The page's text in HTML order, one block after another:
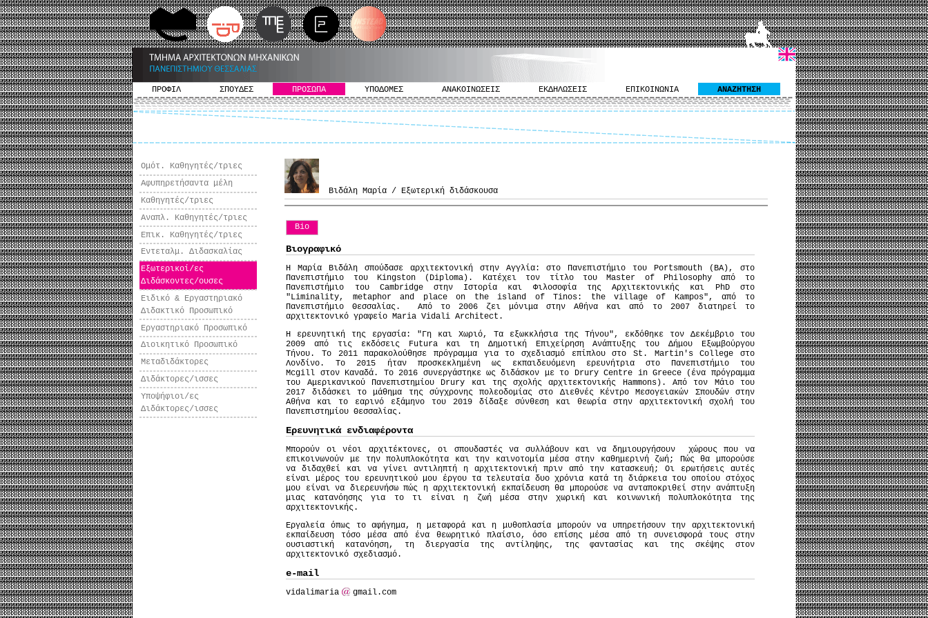
ΠΡΟΦΙΛ ΣΠΟΥΔΕΣ ΠΡΟΣΩΠΑ ΥΠΟΔΟΜΕΣ ΑΝΑΚΟΙΝΩΣΕΙΣ ΕΚΔΗΛΩΣΕΙΣ ΕΠΙΚΟΙΝΩΝΙΑ ΑΝΑΖΗΤΗΣΗ
Ομότ. Καθηγητές/τριες
Αφυπηρετήσαντα μέλη
Καθηγητές/τριες
Αναπλ. Καθηγητές/τριες
Επικ. Καθηγητές/τριες
Εντεταλμ. Διδασκαλίας
Εξωτερικοί/ες
Διδάσκοντες/ουσες
Ειδικό & Εργαστηριακό
Διδακτικό Προσωπικό
Εργαστηριακό Προσωπικό
Διοικητικό Προσωπικό
Μεταδιδάκτορες
Διδάκτορες/ισσες
Υποψήφιοι/ες
Διδάκτορες/ισσες
Βιδάλη Μαρία / Εξωτερική διδάσκουσα
Bio
Βιογραφικό
H Μαρία Βιδάλη σπούδασε αρχιτεκτονική στην Αγγλία: στο Πανεπιστήμιο του Portsmouth (BA), στο
Πανεπιστήμιο του Kingston (Diploma). Κατέχει τον τίτλο του Master of Philosophy από το
Πανεπιστήμιο του Cambridge στην Ιστορία και Φιλοσοφία της Αρχιτεκτονικής και PhD στο
"Liminality, metaphor and place on the island of Tinos: the village of Kampos", από το
Πανεπιστήμιο Θεσσαλίας. Από το 2006 ζει μόνιμα στην Αθήνα και από το 2007 διατηρεί το
αρχιτεκτονικό γραφείο Maria Vidali Architect.
Η ερευνητική της εργασία: "Γη και Χωριό, Τα εξωκκλήσια της Τήνου", εκδόθηκε τον Δεκέμβριο του
2009 από τις εκδόσεις Futura και τη Δημοτική Επιχείρηση Ανάπτυξης του Δήμου Εξωμβούργου
Τήνου. To 2011 παρακολούθησε πρόγραμμα για το σχεδιασμό επίπλου στο St. Martin's College στο
Λονδίνο. To 2015 ήταν προσκεκλημένη ως εκπαιδευόμενη ερευνήτρια στο Πανεπιστήμιο του
Mcgill στον Καναδά. To 2016 συνεργάστηκε ως διδάσκον με το Drury Centre in Greece (ένα πρόγραμμα
του Αμερικανικού Πανεπιστημίου Drury και της σχολής αρχιτεκτονικής Hammons). Από τον Μάιο του
2017 διδάσκει το μάθημα της σύγχρονης πολεοδομίας στο Διεθνές Κέντρο Μεσογειακών Σπουδών στην
Αθήνα και το εαρινό εξάμηνο του 2019 δίδαξε σύνθεση και θεωρία στην αρχιτεκτονική σχολή του
Πανεπιστημίου Θεσσαλίας.
Ερευνητικά ενδιαφέροντα
Μπορούν οι νέοι αρχιτέκτονες, οι σπουδαστές να συλλάβουν και να δημιουργήσουν χώρους που να
επικοινωνούν με την πολυπλοκότητα και την καινοτομία μέσα στην καθημερινή ζωή; Πώς θα μπορούσε
να διδαχθεί και να γίνει αντιληπτή η αρχιτεκτονική πριν από την κατασκευή; Οι ερωτήσεις αυτές
είναι μέρος του ερευνητικού μου έργου τα τελευταία δυο χρόνια κατά τη διάρκεια του οποίου στόχος
μου είναι να διερευνήσω πώς η αρχιτεκτονική εκπαίδευση θα μπορούσε να ανταποκριθεί στην ανάπτυξη
μιας κατανόησης για το τι είναι η ζωή μέσα στην χωρική και κοινωνική πολυπλοκότητα της
αρχιτεκτονικής.
Εργαλεία όπως το αφήγημα, η μεταφορά και η μυθοπλασία μπορούν να υπηρετήσουν την αρχιτεκτονική
εκπαίδευση τόσο μέσα από ένα θεωρητικό πλαίσιο, όσο επίσης μέσα από τη συνεισφορά τους στην
ουσιαστική κατανόηση, τη διεργασία της αντίληψης, της φαντασίας και της σκέψης στον
αρχιτεκτονικό σχεδιασμό.
e-mail
vidalimaria gmail.com